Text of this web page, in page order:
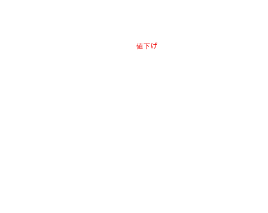
値下げ